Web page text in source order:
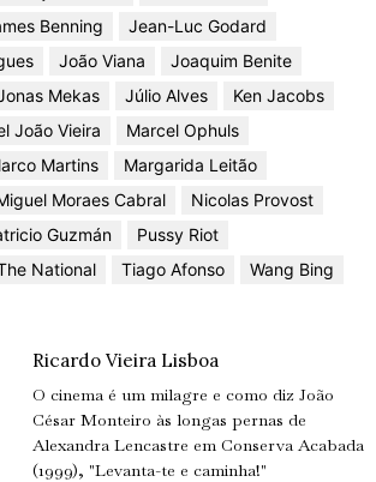
Benning
Jean-Luc Godard
João Viana
Joaquim Benite
Mekas Júlio Alves
Ken Jacobs
João Vieira
Marcel Ophuls
Martins
Margarida Leitão
Moraes Cabral
Nicolas Provost
Guzmán
Pussy Riot
National Tiago Afonso
Wang Bing
Ricardo Vieira Lisboa
O cinema é um milagre e como diz João
César Monteiro às longas pernas de
Alexandra Lencastre em Conserva Acabada
(1999), "Levanta-te e caminha!"